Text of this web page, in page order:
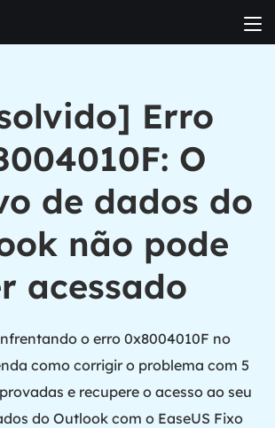
Erro
O
de dados do
não pode
acessado
o erro 0x8004010F no
como corrigir o problema com 5
e recupere o acesso ao seu
do Outlook com o EaseUS Fixo